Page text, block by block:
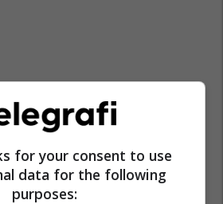
for your consent to use
data for the following
purposes: